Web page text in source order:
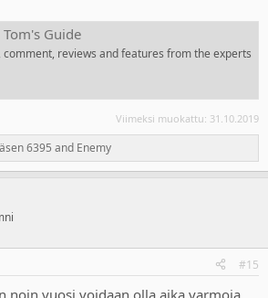
Guide
comment, reviews and features from the experts
Viimeksi muokattu: 31.10.2019
6395 and Enemy
#15
noin vuosi voidaan olla aika varmoja,